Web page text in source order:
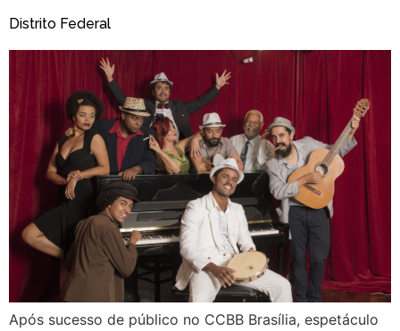
Distrito Federal
Após sucesso de público no CCBB Brasília, espetáculo